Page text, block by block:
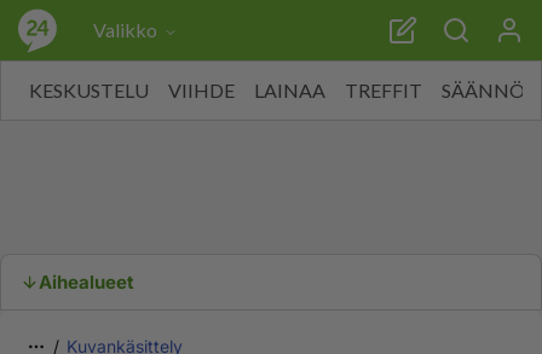
Valikko
KESKUSTELU VIIHDE LAINAA TREFFIT SÄÄNNÖT
Aihealueet
Kuvankäsittely